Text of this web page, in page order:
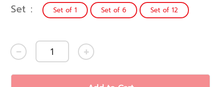
Set Set of 1 Set of 6 Set of 12